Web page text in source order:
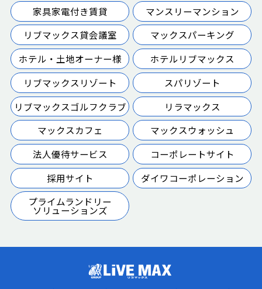
家具家電付き賃貸
マンスリーマンション
リブマックス貸会議室
マックスパーキング
ホテル・土地オーナー様
ホテルリブマックス
リブマックスリゾート
スパリゾート
リブマックスゴルフクラブ
リラマックス
マックスカフェ
マックスウォッシュ
法人優待サービス
コーポレートサイト
採用サイト
ダイワコーポレーション
プライムランドリー
ソリューションズ